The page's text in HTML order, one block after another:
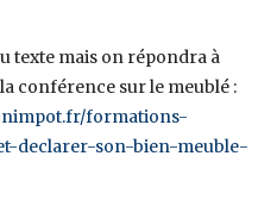
texte mais on répondra à
conférence sur le meublé :
formations-
declarer-son-bien-meuble-